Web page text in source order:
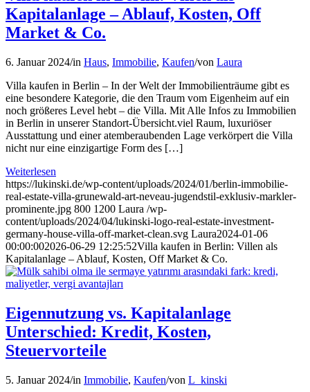
Kapitalanlage – Ablauf, Kosten, Off
Market & Co.
6. Januar 2024/in Haus, Immobilie, Kaufen/von Laura
Villa kaufen in Berlin – In der Welt der Immobilienträume gibt es
eine besondere Kategorie, die den Traum vom Eigenheim auf ein
noch größeres Level hebt – die Villa. Mit Alle Infos zu Immobilien
in Berlin in unserer Standort-Übersicht.viel Raum, luxuriöser
Ausstattung und einer atemberaubenden Lage verkörpert die Villa
nicht nur eine einzigartige Form des […]
Weiterlesen
https://lukinski.de/wp-content/uploads/2024/01/berlin-immobilie-
real-estate-villa-grunewald-art-neveau-jugendstil-exklusiv-markler-
prominente.jpg 800 1200 Laura /wp-
content/uploads/2024/04/lukinski-logo-real-estate-investment-
germany-house-villa-off-market-clean.svg Laura2024-01-06
00:00:002026-06-29 12:25:52Villa kaufen in Berlin: Villen als
Kapitalanlage – Ablauf, Kosten, Off Market & Co.
Eigennutzung vs. Kapitalanlage
Unterschied: Kredit, Kosten,
Steuervorteile
5. Januar 2024/in Immobilie, Kaufen/von L_kinski